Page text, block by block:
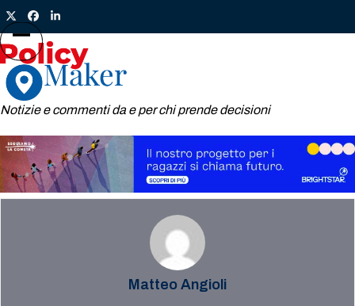
Skip
to
content
TwitterFacebook
LinkedIn
Notizie e commenti da e per chi prende decisioni
Open
mobile
menu
Close
mobile
menu
Matteo Angioli